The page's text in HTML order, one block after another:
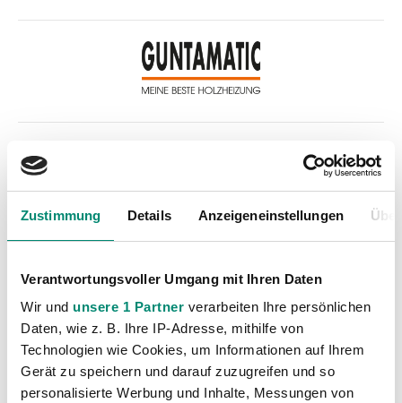
Zustimmung Details Anzeigeneinstellungen
Verantwortungsvoller Umgang mit Ihren Daten
Wir und unsere 1 Partner verarbeiten Ihre persönlichen
Daten, wie z. B. Ihre IP-Adresse, mithilfe von
Technologien wie Cookies, um Informationen auf Ihrem
Gerät zu speichern und darauf zuzugreifen und so
personalisierte Werbung und Inhalte, Messungen von
Kategorien
Junge Wikinger Ried
Nachwuchs
(74)
Profis
Ticketing
Unkategorisiert
(2867)